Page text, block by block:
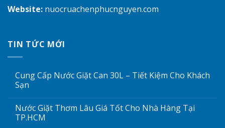
Website: nuocruachenphucnguyen.com
TIN TỨC MỚI
Cung Cấp Nước Giặt Can 30L – Tiết Kiệm Cho Khách
Sạn
Nước Giặt Thơm Lâu Giá Tốt Cho Nhà Hàng Tại
TP.HCM